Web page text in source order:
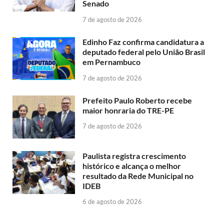
Senado
7 de agosto de 2026
Edinho Faz confirma candidatura a
deputado federal pelo União Brasil
em Pernambuco
7 de agosto de 2026
Prefeito Paulo Roberto recebe
maior honraria do TRE-PE
7 de agosto de 2026
Paulista registra crescimento
histórico e alcança o melhor
resultado da Rede Municipal no
IDEB
6 de agosto de 2026